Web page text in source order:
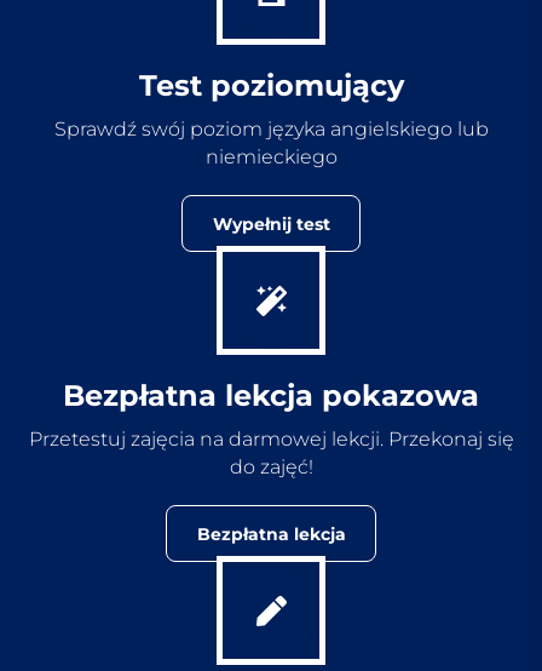
Test poziomujący
Sprawdź swój poziom języka angielskiego lub
niemieckiego
Wypełnij test
Bezpłatna lekcja pokazowa
Przetestuj zajęcia na darmowej lekcji. Przekonaj się
do zajęć!
Bezpłatna lekcja